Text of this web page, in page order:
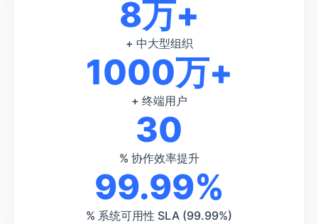
8万+
+ 中大型组织
1000万+
+ 终端用户
30
% 协作效率提升
99.99%
% 系统可用性 SLA (99.99%)